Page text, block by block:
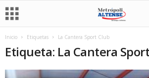
Inicio Etiquetas La Cantera Sport Club
Etiqueta: La Cantera